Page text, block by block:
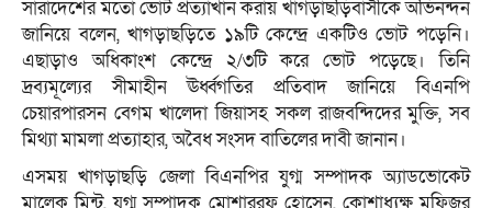
সারাদেশের মতো ভোট প্রত্যাখান করায় খাগড়াছড়িবাসীকে অভিনন্দন
জানিয়ে বলেন, খাগড়াছড়িতে ১৯টি কেন্দ্রে একটিও ভোট পড়েনি।
এছাড়াও অধিকাংশ কেন্দ্রে ২/৩টি করে ভোট পড়েছে। তিনি
দ্রব্যমূল্যের সীমাহীন ঊর্ধ্বগতির প্রতিবাদ জানিয়ে বিএনপি
চেয়ারপারসন বেগম খালেদা জিয়াসহ সকল রাজবন্দিদের মুক্তি, সব
মিথ্যা মামলা প্রত্যাহার, অবৈধ সংসদ বাতিলের দাবী জানান।
এসময় খাগড়াছড়ি জেলা বিএনপির যুগ্ম সম্পাদক অ্যাডভোকেট